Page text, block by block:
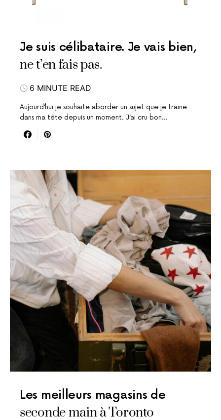
Je suis célibataire. Je vais bien,
ne t’en fais pas.
6 MINUTE READ
Aujourd’hui je souhaite aborder un sujet que je traine
dans ma tête depuis un moment. J’ai cru bon…
Les meilleurs magasins de
seconde main à Toronto